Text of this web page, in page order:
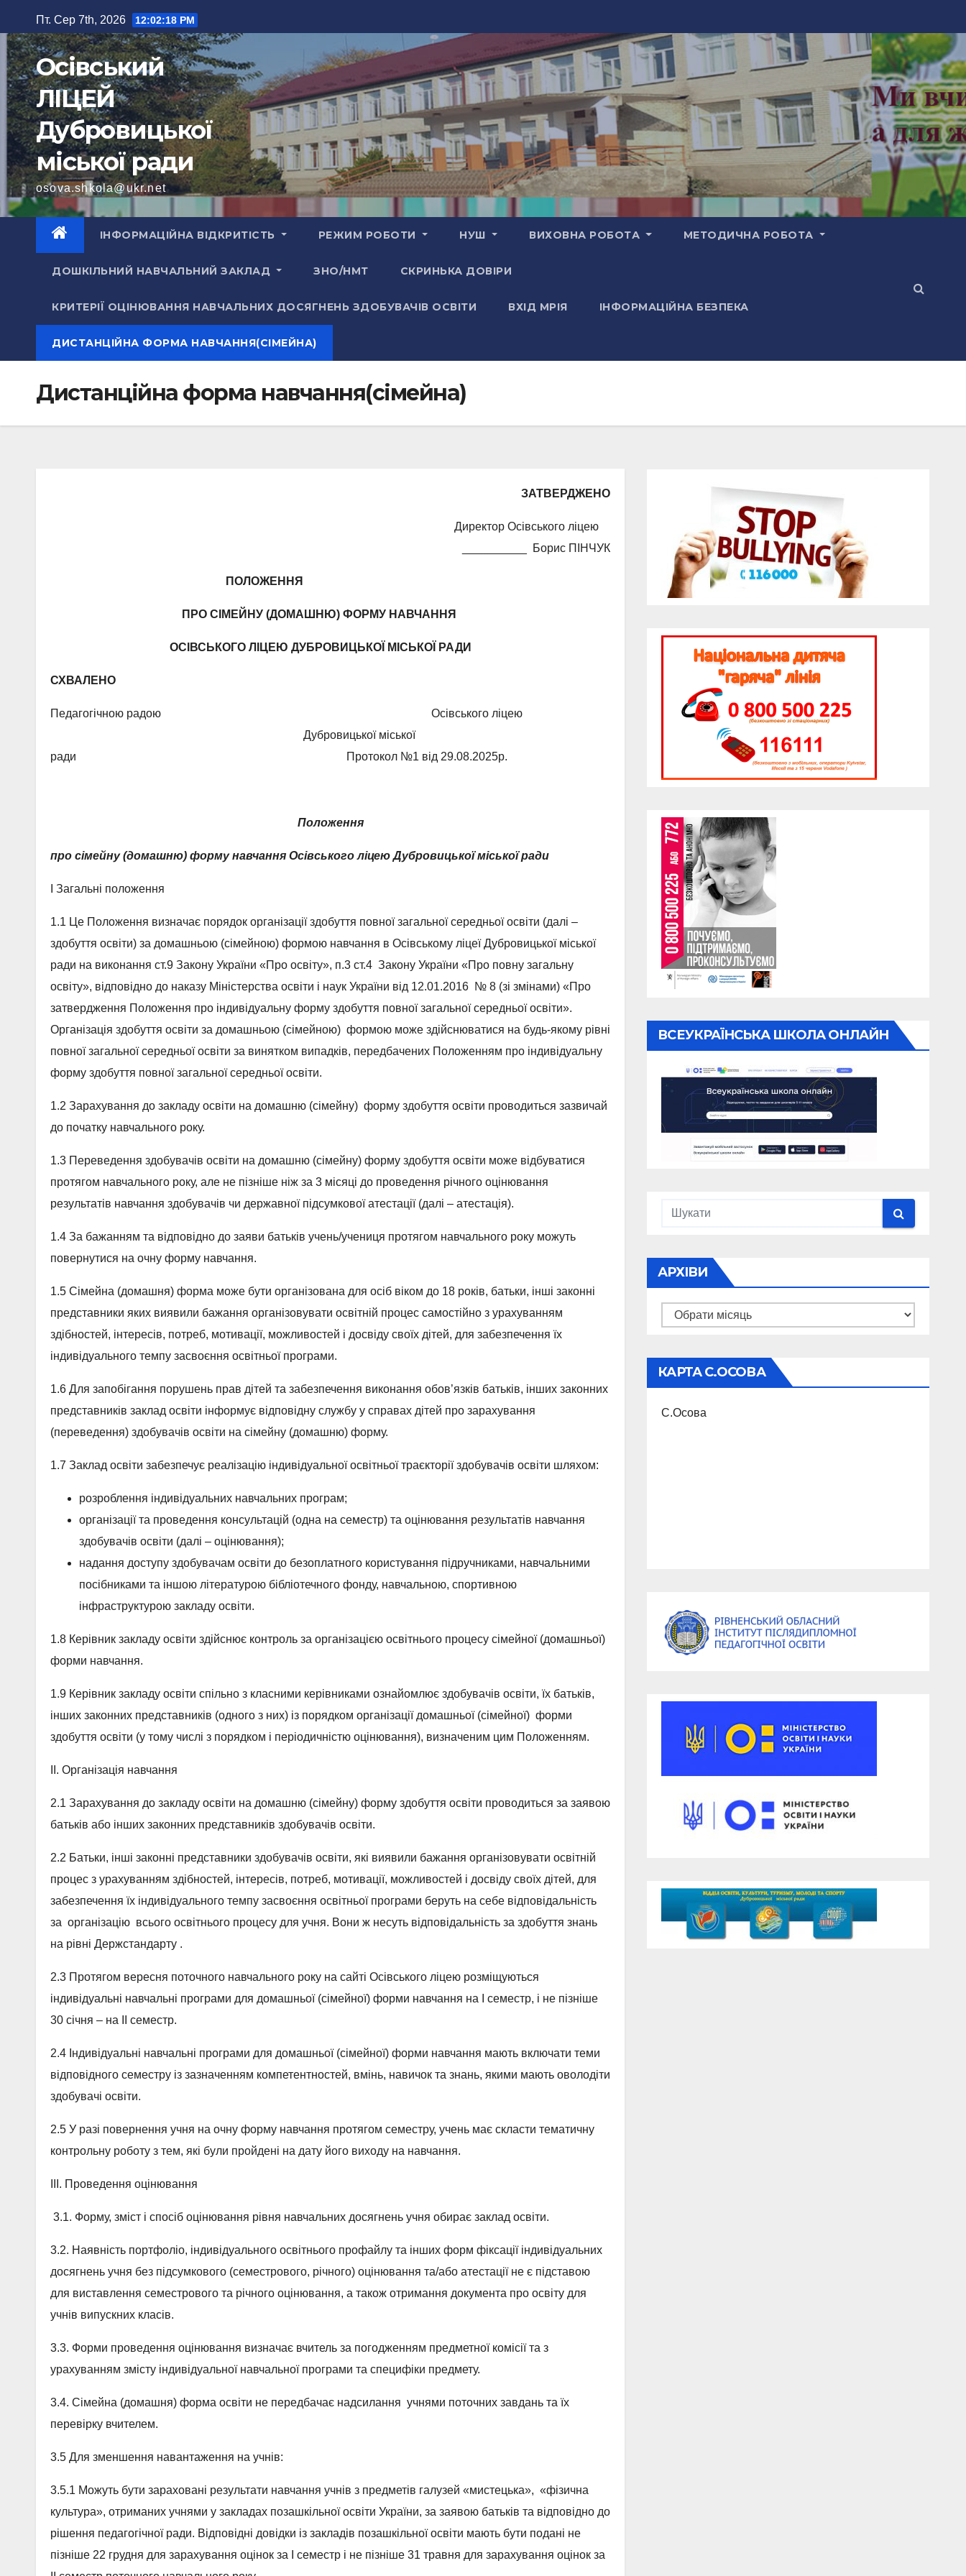
до
вмісту
Пт. Сер 7th, 2026 12:02:19 PM
Осівський
ЛІЦЕЙ
Дубровицької
міської ради
osova.shkola@ukr.net
ІНФОРМАЦІЙНА ВІДКРИТІСТЬ РЕЖИМ РОБОТИ НУШ ВИХОВНА РОБОТА МЕТОДИЧНА РОБОТА
ДОШКІЛЬНИЙ НАВЧАЛЬНИЙ ЗАКЛАД ЗНО/НМТ СКРИНЬКА ДОВІРИ
КРИТЕРІЇ ОЦІНЮВАННЯ НАВЧАЛЬНИХ ДОСЯГНЕНЬ ЗДОБУВАЧІВ ОСВІТИ ВХІД МРІЯ ІНФОРМАЦІЙНА БЕЗПЕКА
ДИСТАНЦІЙНА ФОРМА НАВЧАННЯ(СІМЕЙНА)
Дистанційна форма навчання(сімейна)
ЗАТВЕРДЖЕНО
Директор Осівського ліцею
__________ Борис ПІНЧУК
ПОЛОЖЕННЯ
ПРО СІМЕЙНУ (ДОМАШНЮ) ФОРМУ НАВЧАННЯ
ОСІВСЬКОГО ЛІЦЕЮ ДУБРОВИЦЬКОЇ МІСЬКОЇ РАДИ
СХВАЛЕНО
Педагогічною радою Осівського ліцею
Дубровицької міської
ради Протокол №1 від 29.08.2025р.
Положення
про сімейну (домашню) форму навчання Осівського ліцею Дубровицької міської ради
І Загальні положення
1.1 Це Положення визначає порядок організації здобуття повної загальної середньої освіти (далі –
здобуття освіти) за домашньою (сімейною) формою навчання в Осівському ліцеї Дубровицької міської
ради на виконання ст.9 Закону України «Про освіту», п.3 ст.4 Закону України «Про повну загальну
освіту», відповідно до наказу Міністерства освіти і наук України від 12.01.2016 № 8 (зі змінами) «Про
затвердження Положення про індивідуальну форму здобуття повної загальної середньої освіти».
Організація здобуття освіти за домашньою (сімейною) формою може здійснюватися на будь-якому рівні
повної загальної середньої освіти за винятком випадків, передбачених Положенням про індивідуальну
форму здобуття повної загальної середньої освіти.
1.2 Зарахування до закладу освіти на домашню (сімейну) форму здобуття освіти проводиться зазвичай
до початку навчального року.
1.3 Переведення здобувачів освіти на домашню (сімейну) форму здобуття освіти може відбуватися
протягом навчального року, але не пізніше ніж за 3 місяці до проведення річного оцінювання
результатів навчання здобувачів чи державної підсумкової атестації (далі – атестація).
1.4 За бажанням та відповідно до заяви батьків учень/учениця протягом навчального року можуть
повернутися на очну форму навчання.
1.5 Сімейна (домашня) форма може бути організована для осіб віком до 18 років, батьки, інші законні
представники яких виявили бажання організовувати освітній процес самостійно з урахуванням
здібностей, інтересів, потреб, мотивації, можливостей і досвіду своїх дітей, для забезпечення їх
індивідуального темпу засвоєння освітньої програми.
1.6 Для запобігання порушень прав дітей та забезпечення виконання обов’язків батьків, інших законних
представників заклад освіти інформує відповідну службу у справах дітей про зарахування
(переведення) здобувачів освіти на сімейну (домашню) форму.
1.7 Заклад освіти забезпечує реалізацію індивідуальної освітньої траєкторії здобувачів освіти шляхом:
розроблення індивідуальних навчальних програм;
організації та проведення консультацій (одна на семестр) та оцінювання результатів навчання
здобувачів освіти (далі – оцінювання);
надання доступу здобувачам освіти до безоплатного користування підручниками, навчальними
посібниками та іншою літературою бібліотечного фонду, навчальною, спортивною
інфраструктурою закладу освіти.
1.8 Керівник закладу освіти здійснює контроль за організацією освітнього процесу сімейної (домашньої)
форми навчання.
1.9 Керівник закладу освіти спільно з класними керівниками ознайомлює здобувачів освіти, їх батьків,
інших законних представників (одного з них) із порядком організації домашньої (сімейної) форми
здобуття освіти (у тому числі з порядком і періодичністю оцінювання), визначеним цим Положенням.
ІІ. Організація навчання
2.1 Зарахування до закладу освіти на домашню (сімейну) форму здобуття освіти проводиться за заявою
батьків або інших законних представників здобувачів освіти.
2.2 Батьки, інші законні представники здобувачів освіти, які виявили бажання організовувати освітній
процес з урахуванням здібностей, інтересів, потреб, мотивації, можливостей і досвіду своїх дітей, для
забезпечення їх індивідуального темпу засвоєння освітньої програми беруть на себе відповідальність
за організацію всього освітнього процесу для учня. Вони ж несуть відповідальність за здобуття знань
на рівні Держстандарту .
2.3 Протягом вересня поточного навчального року на сайті Осівського ліцею розміщуються
індивідуальні навчальні програми для домашньої (сімейної) форми навчання на І семестр, і не пізніше
30 січня – на ІІ семестр.
2.4 Індивідуальні навчальні програми для домашньої (сімейної) форми навчання мають включати теми
відповідного семестру із зазначенням компетентностей, вмінь, навичок та знань, якими мають оволодіти
здобувачі освіти.
2.5 У разі повернення учня на очну форму навчання протягом семестру, учень має скласти тематичну
контрольну роботу з тем, які були пройдені на дату його виходу на навчання.
ІІІ. Проведення оцінювання
3.1. Форму, зміст і спосіб оцінювання рівня навчальних досягнень учня обирає заклад освіти.
3.2. Наявність портфоліо, індивідуального освітнього профайлу та інших форм фіксації індивідуальних
досягнень учня без підсумкового (семестрового, річного) оцінювання та/або атестації не є підставою
для виставлення семестрового та річного оцінювання, а також отримання документа про освіту для
учнів випускних класів.
3.3. Форми проведення оцінювання визначає вчитель за погодженням предметної комісії та з
урахуванням змісту індивідуальної навчальної програми та специфіки предмету.
3.4. Сімейна (домашня) форма освіти не передбачає надсилання учнями поточних завдань та їх
перевірку вчителем.
3.5 Для зменшення навантаження на учнів:
3.5.1 Можуть бути зараховані результати навчання учнів з предметів галузей «мистецька», «фізична
культура», отриманих учнями у закладах позашкільної освіти України, за заявою батьків та відповідно до
рішення педагогічної ради. Відповідні довідки із закладів позашкільної освіти мають бути подані не
пізніше 22 грудня для зарахування оцінок за І семестр і не пізніше 31 травня для зарахування оцінок за
ВСЕУКРАЇНСЬКА ШКОЛА ОНЛАЙН
АРХІВИ
Архіви
КАРТА С.ОСОВА
С.Осова